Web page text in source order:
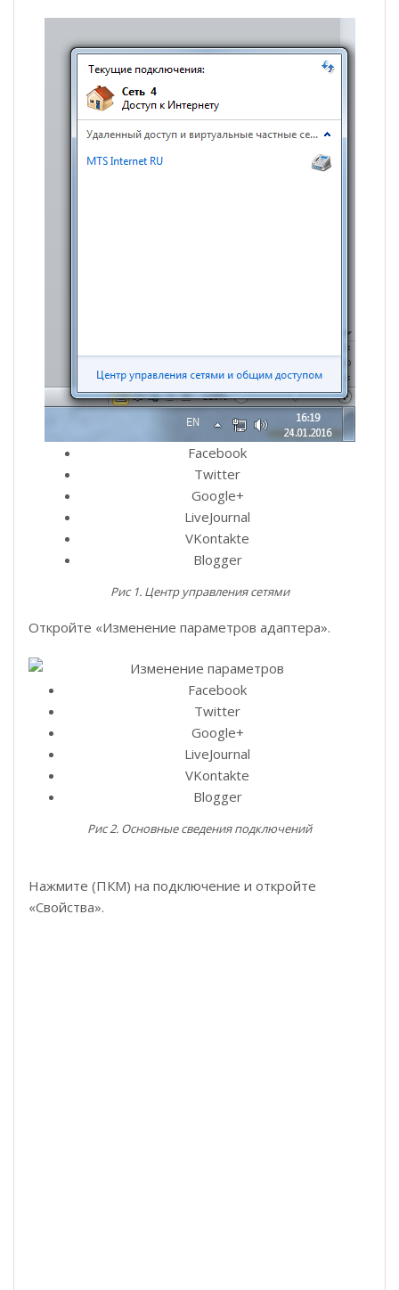
Facebook
Twitter
Google+
LiveJournal
VKontakte
Blogger
Рис 1. Центр управления сетями
Откройте «Изменение параметров адаптера».
Facebook
Twitter
Google+
LiveJournal
VKontakte
Blogger
Рис 2. Основные сведения подключений
Нажмите (ПКМ) на подключение и откройте
«Свойства».